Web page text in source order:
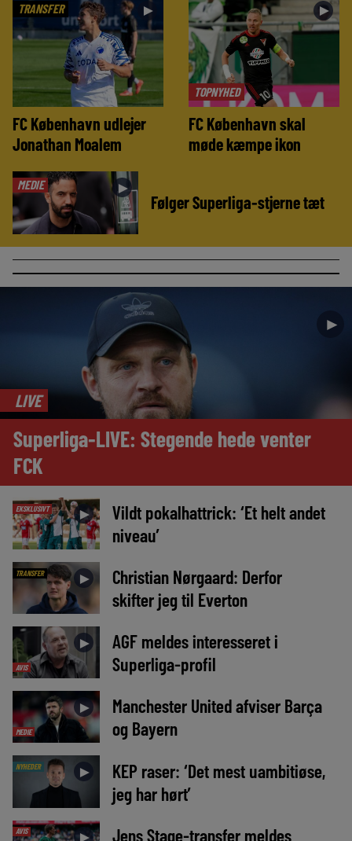
TRANSFER ►
FC København udlejer
Jonathan Moalem
TOPNYHED
►
FC København skal
møde kæmpe ikon
MEDIE ►
Følger Superliga-stjerne tæt
►
LIVE
Superliga-LIVE: Stegende hede venter
FCK
EKSKLUSIVT ►
Vildt pokalhattrick: ‘Et helt andet
niveau’
TRANSFER ►
Christian Nørgaard: Derfor
skifter jeg til Everton
AVIS
►
AGF meldes interesseret i
Superliga-profil
MEDIE
►
Manchester United afviser Barça
og Bayern
NYHEDER ►
KEP raser: ‘Det mest uambitiøse,
jeg har hørt’
AVIS ►
Jens Stage-transfer meldes